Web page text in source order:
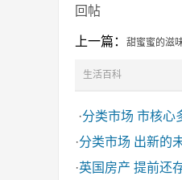
回帖
上一篇： 甜蜜蜜的滋
生活百科
·分类市场 市核心
·分类市场 出新的
·英国房产 提前还